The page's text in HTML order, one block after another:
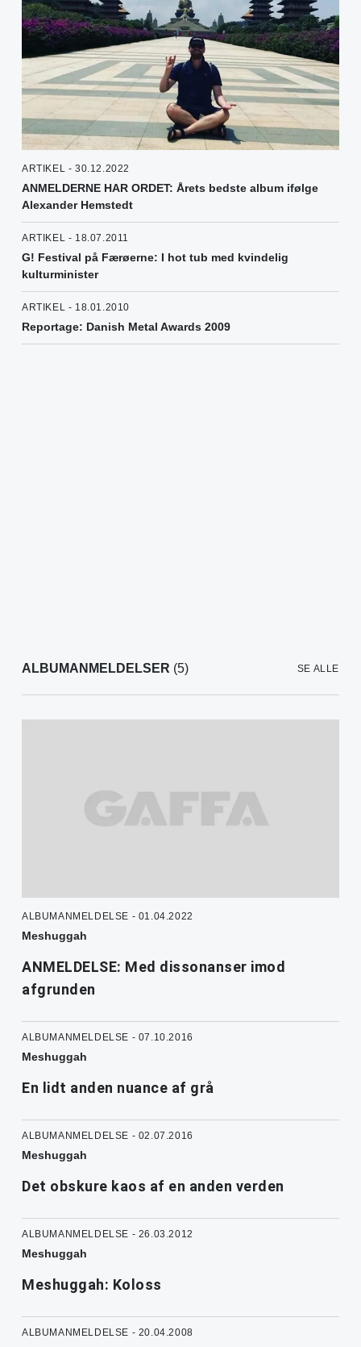
ARTIKEL - 30.12.2022
ANMELDERNE HAR ORDET: Årets bedste album ifølge
Alexander Hemstedt
ARTIKEL - 18.07.2011
G! Festival på Færøerne: I hot tub med kvindelig
kulturminister
ARTIKEL - 18.01.2010
Reportage: Danish Metal Awards 2009
ALBUMANMELDELSER (5) SE ALLE
ALBUMANMELDELSE - 01.04.2022
Meshuggah
ANMELDELSE: Med dissonanser imod
afgrunden
ALBUMANMELDELSE - 07.10.2016
Meshuggah
En lidt anden nuance af grå
ALBUMANMELDELSE - 02.07.2016
Meshuggah
Det obskure kaos af en anden verden
ALBUMANMELDELSE - 26.03.2012
Meshuggah
Meshuggah: Koloss
ALBUMANMELDELSE - 20.04.2008